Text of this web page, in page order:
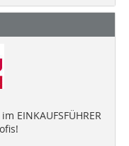
EINKAUFSFÜHRER